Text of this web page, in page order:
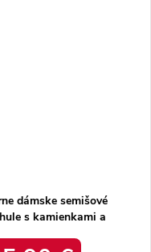
dámske semišové
s kamienkami a
BLACK